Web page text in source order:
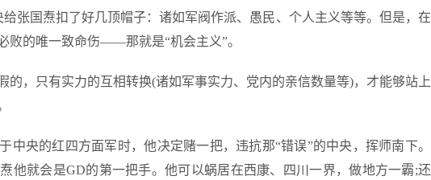
张国焘扣了好几顶帽子：诸如军阀作派、愚民、个人主义等等。但是，在
败的唯一致命伤——那就是“机会主义”。
的，只有实力的互相转换(诸如军事实力、党内的亲信数量等)，才能够站上
中央的红四方面军时，他决定赌一把，违抗那“错误”的中央，挥师南下。
他就会是GD的第一把手。他可以蜗居在西康、四川一界，做地方一霸;还